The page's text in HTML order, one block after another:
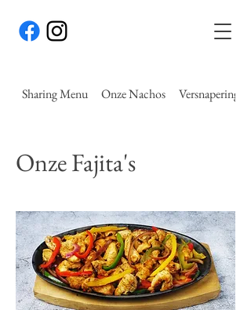
Sharing Menu Onze Nachos Versnaperingen
Onze Fajita's